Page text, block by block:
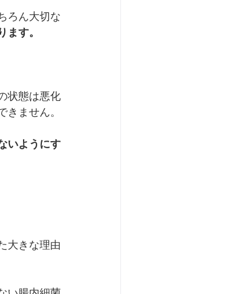
ろん大切な
す。
状態は悪化
ません。
いようにす
大きな理由